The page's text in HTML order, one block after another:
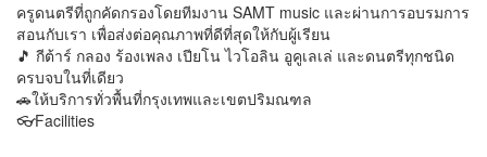
ครูดนตรีที่ถูกคัดกรองโดยทีมงาน SAMT music และผ่านการอบรมการ
สอนกับเรา เพื่อส่งต่อคุณภาพที่ดีที่สุดให้กับผู้เรียน
🎵 กีต้าร์ กลอง ร้องเพลง เปียโน ไวโอลิน อูคูเลเล่ และดนตรีทุกชนิด
ครบจบในที่เดียว
🚗ให้บริการทั่วพื้นที่กรุงเทพและเขตปริมณฑล
👓Facilities